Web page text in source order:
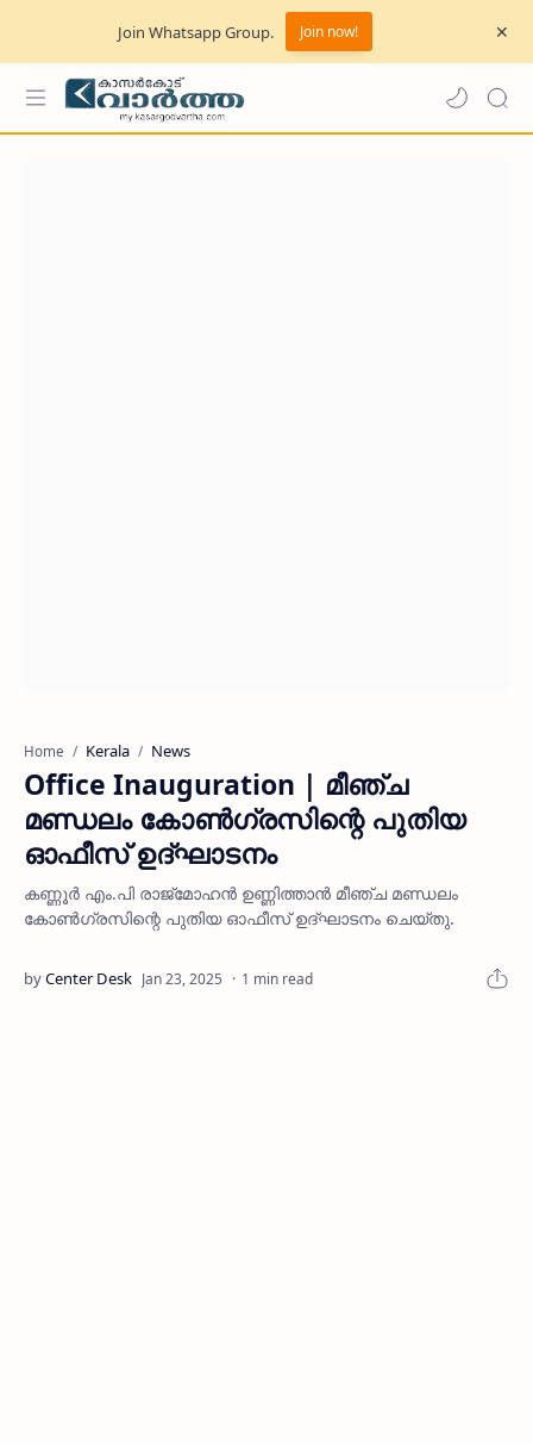
Join Whatsapp Group. Join now!
Home Kerala News
Office Inauguration | മീഞ്ച
മണ്ഡലം കോൺഗ്രസിന്റെ പുതിയ
ഓഫീസ് ഉദ്ഘാടനം
കണ്ണൂർ എം.പി രാജ്‌മോഹൻ ഉണ്ണിത്താൻ മീഞ്ച മണ്ഡലം
കോൺഗ്രസിന്റെ പുതിയ ഓഫീസ് ഉദ്ഘാടനം ചെയ്തു.
1 min read